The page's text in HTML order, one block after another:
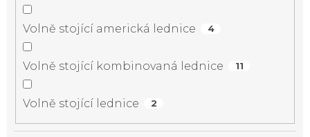
Volně stojící americká lednice 4
Volně stojící kombinovaná lednice 11
Volně stojící lednice 2